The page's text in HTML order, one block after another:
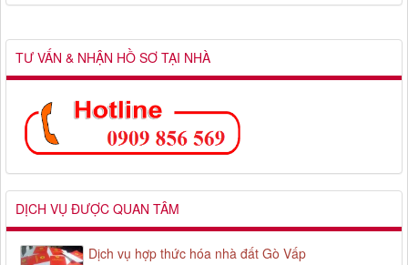
TƯ VẤN & NHẬN HỒ SƠ TẠI NHÀ
DỊCH VỤ ĐƯỢC QUAN TÂM
Dịch vụ hợp thức hóa nhà đất Gò Vấp